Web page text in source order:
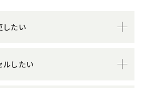
したい
ルしたい